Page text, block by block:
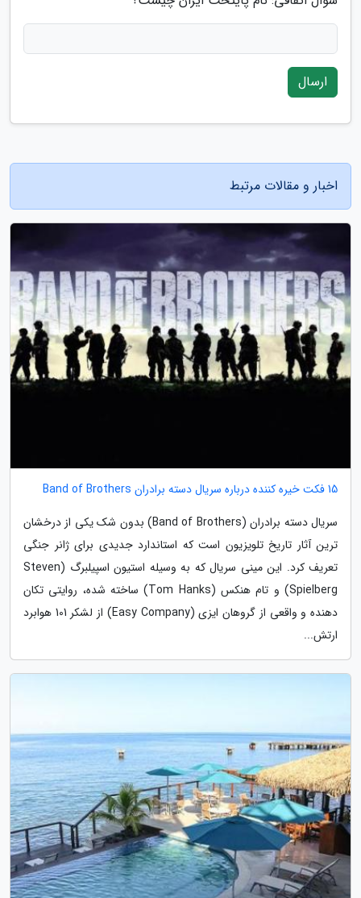
ارسال
اخبار و مقالات مرتبط
15 فکت خیره کننده درباره سریال دسته برادران Band of Brothers
سریال دسته برادران (Band of Brothers) بدون شک یکی از درخشان
ترین آثار تاریخ تلویزیون است که استاندارد جدیدی برای ژانر جنگی
تعریف کرد. این مینی سریال که به وسیله استیون اسپیلبرگ (Steven
Spielberg) و تام هنکس (Tom Hanks) ساخته شده، روایتی تکان
دهنده و واقعی از گروهان ایزی (Easy Company) از لشکر 101 هوابرد
ارتش...